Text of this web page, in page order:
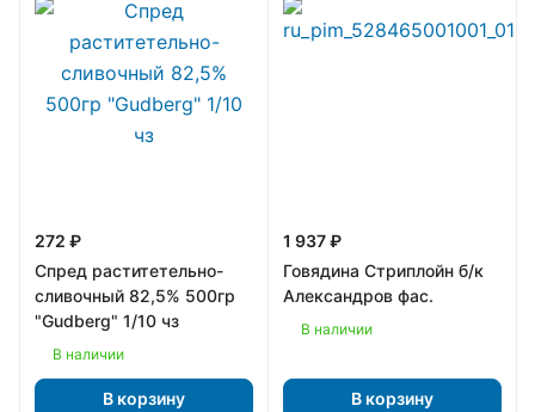
272 ₽
Спред раститетельно-
сливочный 82,5% 500гр
"Gudberg" 1/10 чз
В наличии
В корзину
1 937 ₽
Говядина Стриплойн б/к
Александров фас.
В наличии
В корзину